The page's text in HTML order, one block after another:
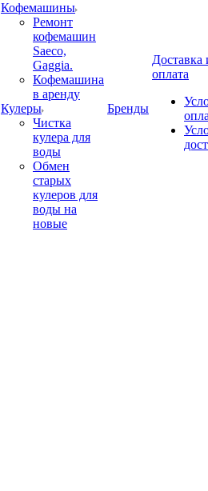
Кофемашины
Ремонт
кофемашин
Saeco,
Gaggia.
Кофемашина
в аренду
Кулеры
Чистка
кулера для
воды
Обмен
старых
кулеров для
воды на
новые
Бренды
Доставка
оплата